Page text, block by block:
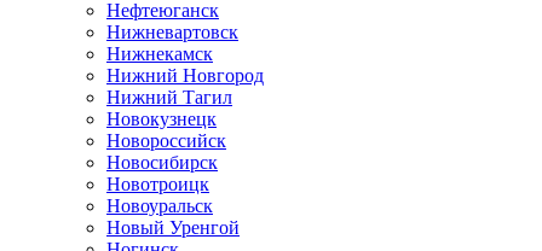
Нефтеюганск
Нижневартовск
Нижнекамск
Нижний Новгород
Нижний Тагил
Новокузнецк
Новороссийск
Новосибирск
Новотроицк
Новоуральск
Новый Уренгой